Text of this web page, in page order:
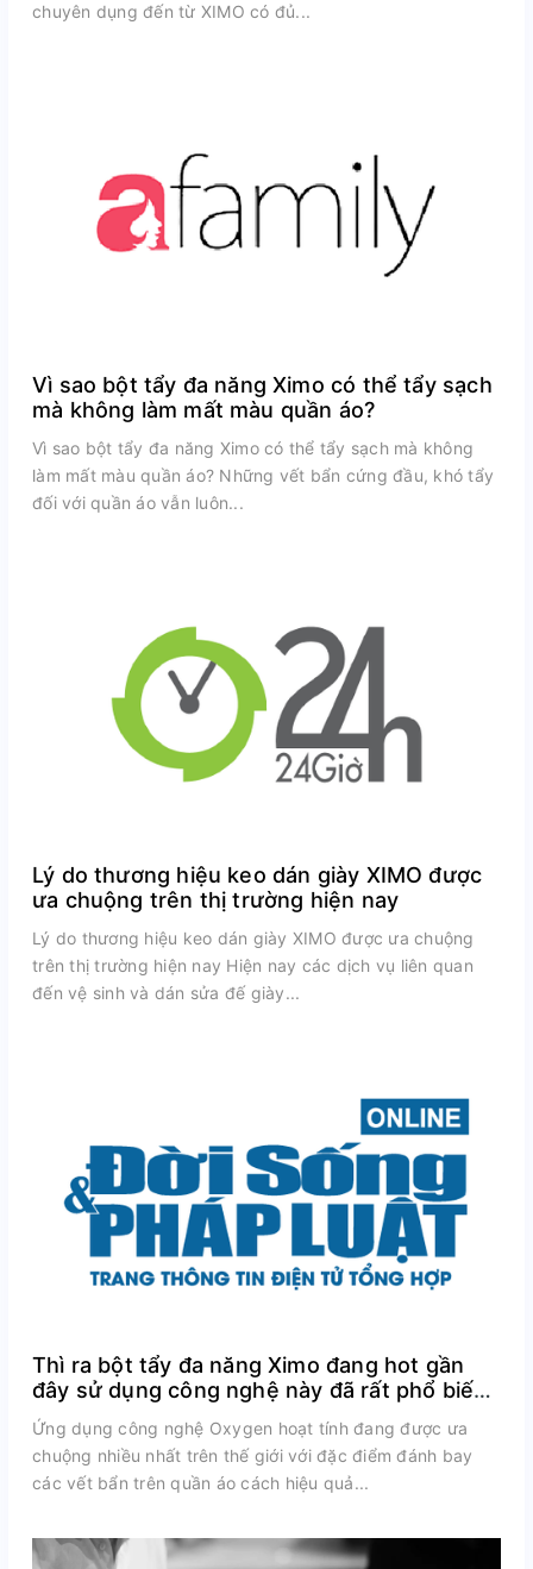
chuyên dụng đến từ XIMO có đủ...
Vì sao bột tẩy đa năng Ximo có thể tẩy sạch
mà không làm mất màu quần áo?
Vì sao bột tẩy đa năng Ximo có thể tẩy sạch mà không
làm mất màu quần áo? Những vết bẩn cứng đầu, khó tẩy
đối với quần áo vẫn luôn...
Lý do thương hiệu keo dán giày XIMO được
ưa chuộng trên thị trường hiện nay
Lý do thương hiệu keo dán giày XIMO được ưa chuộng
trên thị trường hiện nay Hiện nay các dịch vụ liên quan
đến vệ sinh và dán sửa đế giày...
Thì ra bột tẩy đa năng Ximo đang hot gần
đây sử dụng công nghệ này đã rất phổ biến
trên thế giới
Ứng dụng công nghệ Oxygen hoạt tính đang được ưa
chuộng nhiều nhất trên thế giới với đặc điểm đánh bay
các vết bẩn trên quần áo cách hiệu quả...